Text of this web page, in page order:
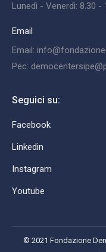
Lunedì - Venerdì: 8.30 -
Email
Email:
Pec:
Seguici su:
Facebook
Linkedin
Instagram
Youtube
© 2021 Fondazione